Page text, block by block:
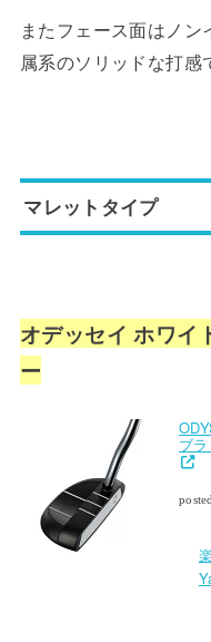
またフェース面はノ
属系のソリッドな打感
マレットタイプ
オデッセイ ホワイ
ー
ブ